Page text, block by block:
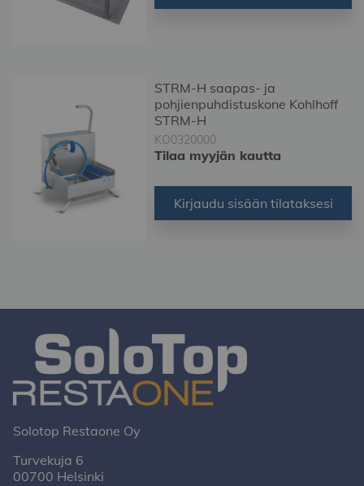
STRM-H saapas- ja
pohjienpuhdistuskone Kohlhoff
STRM-H
KO0320000
Tilaa myyjän kautta
Kirjaudu sisään tilataksesi
Solotop Restaone Oy
Turvekuja 6
00700 Helsinki